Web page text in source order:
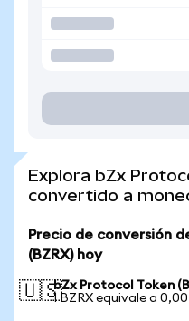
Explora bZx
convertido a
Precio de conversión
(BZRX) hoy
🇺🇸bZx Protocol Token
1 BZRX equivale a 0,00